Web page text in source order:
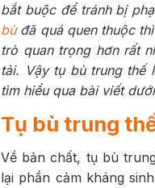
bắt buộc để tránh bị
bùđã quá quen thuộc
trò quan trọng hơn rất
tải. Vậy tụ bù trung thế
tìm hiểu qua bài viết
Tụ bù trung
Về bản chất, tụ bù
lại phần cảm kháng